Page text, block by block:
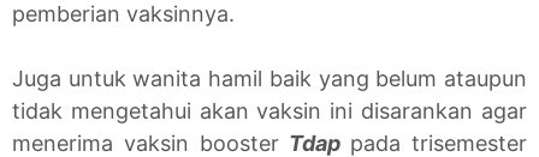
pemberian vaksinnya.
Juga untuk wanita hamil baik yang belum ataupun
tidak mengetahui akan vaksin ini disarankan agar
menerima vaksin booster Tdap pada trisemester